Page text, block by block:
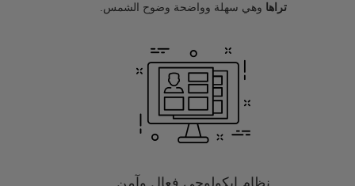
تراها وهي سهلة وواضحة وضوح الشمس.
نظام ايكولوجي فعال وآمن